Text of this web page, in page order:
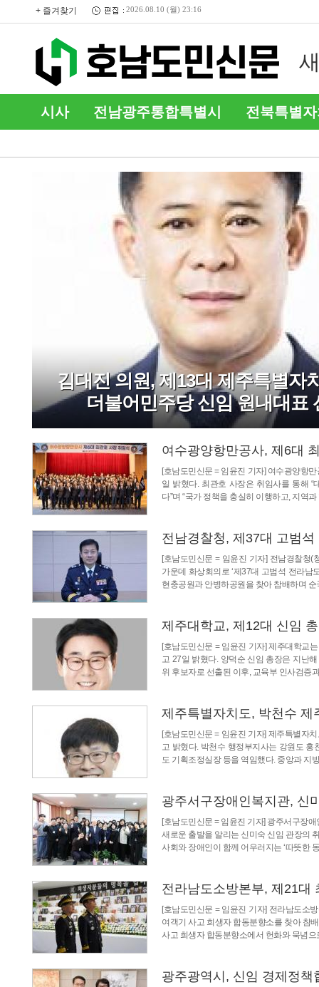
+ 즐겨찾기 2026.08.10 (월) 23:16
같은 음식 섭취 후 2명 이상 설
사·구토 시 보건소로 신고하…
‘
시사 전남광주통합특별시 전북특별
김대진 의원, 제13대 제주특별자
더불어민주당 신임 원내대표
여수광양항만공사, 제6대
[호남도민신문 = 임윤진 기자] 여수광양항
일 밝혔다. 최관호 사장은 취임사를 통해
다”며 “국가 정책을 충실히 이행하고, 지역
전남경찰청, 제37대 고범석
[호남도민신문 = 임윤진 기자] 전남경찰청
가운데 화상회의로 ‘제37대 고범석 전라남
현충공원과 안병하공원을 찾아 참배하며
제주대학교, 제12대 신임
[호남도민신문 = 임윤진 기자] 제주대학교
고 27일 밝혔다. 양덕순 신임 총장은 지난
위 후보자로 선출된 이후, 교육부 인사검증
제주특별자치도, 박천수
[호남도민신문 = 임윤진 기자] 제주특별자
고 밝혔다. 박천수 행정부지사는 강원도
도 기획조정실장 등을 역임했다. 중앙과 지
광주서구장애인복지관, 신
[호남도민신문 = 임윤진 기자] 광주서구장
새로운 출발을 알리는 신미숙 신임 관장의
사회와 장애인이 함께 어우러지는 ‘따뜻한
전라남도소방본부, 제21대
[호남도민신문 = 임윤진 기자] 전라남도소
여객기 사고 희생자 합동분향소를 찾아 참
사고 희생자 합동분향소에서 헌화와 묵념
광주광역시, 신임 경제정